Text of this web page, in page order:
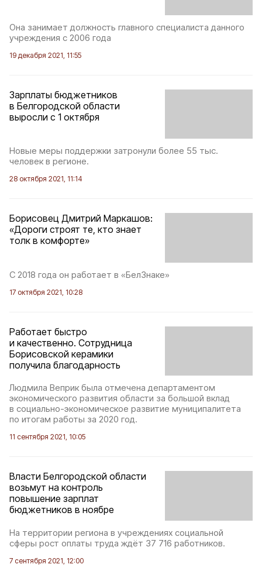
Она занимает должность главного специалиста данного
учреждения с 2006 года
19 декабря 2021, 11:55
Зарплаты бюджетников
в Белгородской области
выросли с 1 октября
Новые меры поддержки затронули более 55 тыс.
человек в регионе.
28 октября 2021, 11:14
Борисовец Дмитрий Маркашов:
«Дороги строят те, кто знает
толк в комфорте»
С 2018 года он работает в «БелЗнаке»
17 октября 2021, 10:28
Работает быстро
и качественно. Сотрудница
Борисовской керамики
получила благодарность
Людмила Веприк была отмечена департаментом
экономического развития области за большой вклад
в социально-экономическое развитие муниципалитета
по итогам работы за 2020 год.
11 сентября 2021, 10:05
Власти Белгородской области
возьмут на контроль
повышение зарплат
бюджетников в ноябре
На территории региона в учреждениях социальной
сферы рост оплаты труда ждёт 37 716 работников.
7 сентября 2021, 12:00